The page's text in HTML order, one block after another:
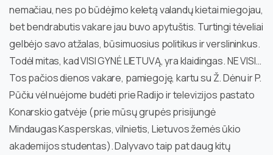
nemačiau, nes po būdėjimo keletą valandų kietai miegojau,
bet bendrabutis vakare jau buvo apytuštis. Turtingi tėveliai
gelbėjo savo atžalas, būsimuosius politikus ir verslininkus.
Todėl mitas, kad VISI GYNĖ LIETUVĄ, yra klaidingas. NE VISI…
Tos pačios dienos vakare, pamiegoję, kartu su Ž. Dėnu ir P.
Pūčiu vėl nuėjome budėti prie Radijo ir televizijos pastato
Konarskio gatvėje (prie mūsų grupės prisijungė
Mindaugas Kasperskas, vilnietis, Lietuvos žemės ūkio
akademijos studentas). Dalyvavo taip pat daug kitų